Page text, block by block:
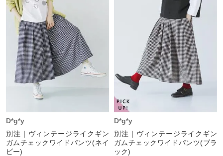
D*g*y
別注｜ヴィンテージライクギン
ガムチェックワイドパンツ(ネイ
ビー)
D*g*y
別注｜ヴィンテージライクギン
ガムチェックワイドパンツ(ブラ
ック)